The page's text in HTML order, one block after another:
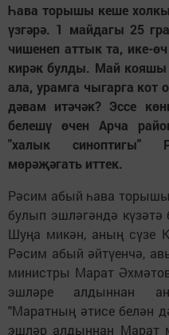
Һава торышы кеше холкы
үзгәрә. 1 майдагы 25
чишенеп аттык та, ике-
кирәк булды. Май кояшы
ала, урамга чыгарга кот
дәвам итәчәк? Эссе
белешү өчен Арча
"халык синоптигы"
мөрәҗәгать иттек.
Рәсим абый һава
булып эшләгәндә
Шуңа микән, аның сүзе
Рәсим абый әйтүенчә,
министры Марат
эшләре алдыннан
"Маратның әтисе белән
эшләр алдыннан Марат